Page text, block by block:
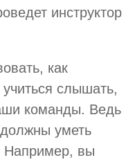
инструктор
как
слышать,
команды. Ведь
уметь
Например, вы